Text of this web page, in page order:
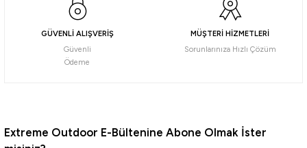
Pink/Pink
GÜVENLİ ALIŞVERİŞ
Güvenli
Ödeme
MÜŞTERİ HİZMETLERİ
Sorunlarınıza Hızlı Çözüm
Extreme Outdoor E-Bültenine Abone Olmak İster